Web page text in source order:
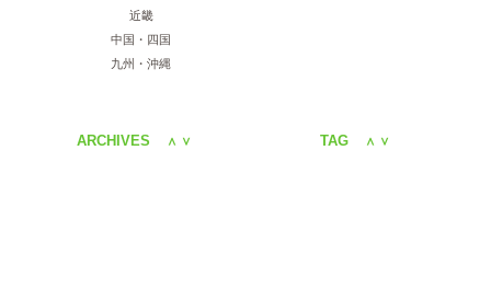
近畿
中国・四国
九州・沖縄
ARCHIVES ＜ ＞ TAG ＜ ＞